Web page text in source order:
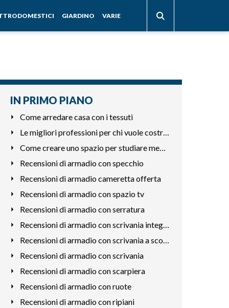
GIARDINO VARIE
IN PRIMO PIANO
Come arredare casa con i tessuti
Le migliori professioni per chi vuole costruire mobili
Come creare uno spazio per studiare meglio in casa
Recensioni di armadio con specchio
Recensioni di armadio cameretta offerta
Recensioni di armadio con spazio tv
Recensioni di armadio con serratura
Recensioni di armadio con scrivania integrata
Recensioni di armadio con scrivania a scomparsa
Recensioni di armadio con scrivania
Recensioni di armadio con scarpiera
Recensioni di armadio con ruote
Recensioni di armadio con ripiani